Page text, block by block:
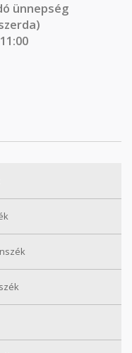
ünnepség